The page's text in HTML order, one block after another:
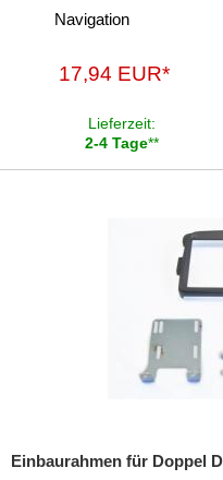
für Mini
für Mitsubishi
für Nissan
für Renault
Navigation
17,94 EUR*
Lieferzeit:
2-4 Tage**
Einbaurahmen für Doppel